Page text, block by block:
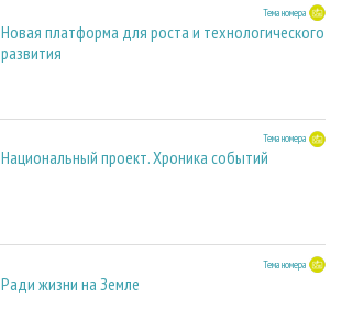
Тема номера
Новая платформа для роста и технологического
развития
Тема номера
Национальный проект. Хроника событий
Тема номера
Ради жизни на Земле